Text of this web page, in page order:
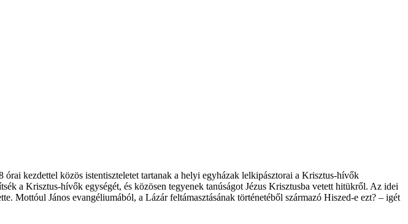
kezdettel közös istentiszteletet tartanak a helyi egyházak lelkipásztorai a Krisztus-hívők
a Krisztus-hívők egységét, és közösen tegyenek tanúságot Jézus Krisztusba vetett hitükről. Az idei
Mottóul János evangéliumából, a Lázár feltámasztásának történetéből származó Hiszed-e ezt? – igét